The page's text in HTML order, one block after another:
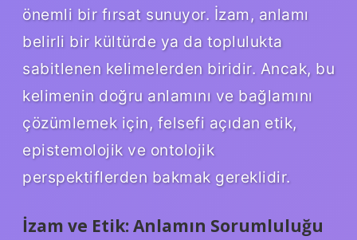
önemli bir fırsat sunuyor. İzam, anlamı
belirli bir kültürde ya da toplulukta
sabitlenen kelimelerden biridir. Ancak, bu
kelimenin doğru anlamını ve bağlamını
çözümlemek için, felsefi açıdan etik,
epistemolojik ve ontolojik
perspektiflerden bakmak gereklidir.
İzam ve Etik: Anlamın Sorumluluğu